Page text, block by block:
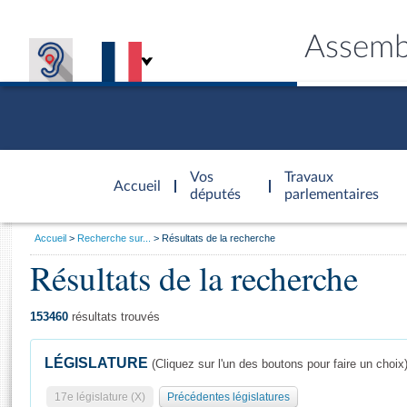
Accueil
d'accueil
Vos
députés
Travaux
parlementaires
Général
Vous
Accueil Recherche sur... Résultats de la recherche
Résultats de la recherche
153460 résultats trouvés
LÉGISLATURE (Cliquez sur l'un des boutons pour faire un choix)
17e législature (X) Précédentes législatures